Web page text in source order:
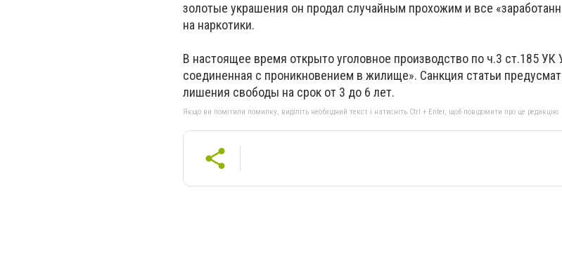
золотые украшения он продал случайным прохожим и все
на наркотики.
В настоящее время открыто уголовное производство по ч.3 ст.185 УК
соединенная с проникновением в жилище». Санкция статьи
лишения свободы на срок от 3 до 6 лет.
Якщо ви помітили помилку, виділіть необхідний текст і натисніть Ctrl + Enter, щоб повідомити про це редакцію